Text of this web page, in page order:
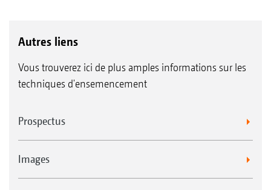
Autres liens
Vous trouverez ici de plus amples informations sur les
techniques d'ensemencement
Prospectus
Images